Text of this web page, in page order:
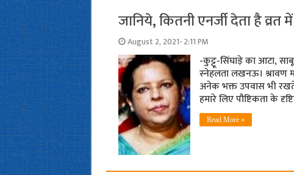
जानिये, कितनी एनर्जी देता है व्रत
August 2, 2021- 2:11 PM
-कुट्टू-सिंघाड़े का आटा,
स्‍नेहलता लखनऊ। श्रावण
अनेक भक्त उपवास भी रखते
हमारे लिए पौष्टिकता के
Read More »